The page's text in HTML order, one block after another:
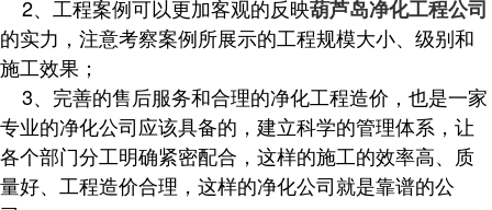
2、工程案例可以更加客观的反映葫芦岛净化工程公司
的实力，注意考察案例所展示的工程规模大小、级别和
施工效果；
3、完善的售后服务和合理的净化工程造价，也是一家
专业的净化公司应该具备的，建立科学的管理体系，让
各个部门分工明确紧密配合，这样的施工的效率高、质
量好、工程造价合理，这样的净化公司就是靠谱的公